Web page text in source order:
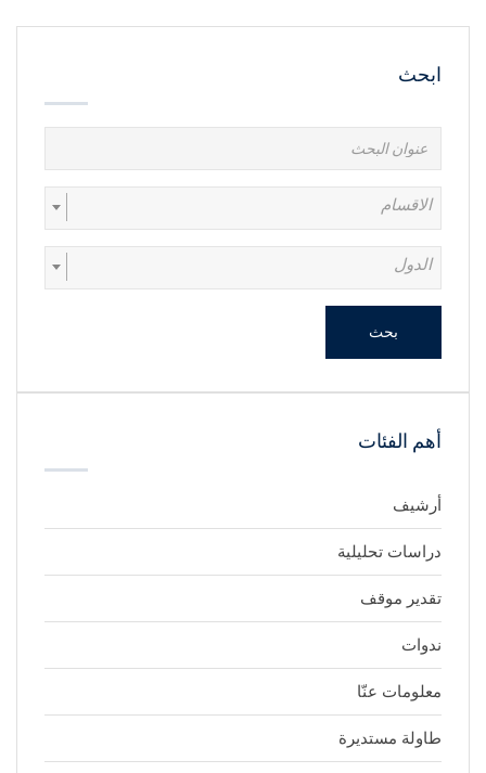
ابحث
الاقسام
الدول
بحث
أهم الفئات
أرشيف
دراسات تحليلية
تقدير موقف
ندوات
معلومات عنّا
طاولة مستديرة